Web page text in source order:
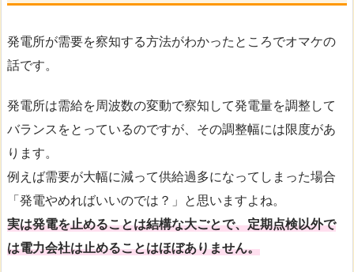
発電所が需要を察知する方法がわかったところでオマケの
話です。
発電所は需給を周波数の変動で察知して発電量を調整して
バランスをとっているのですが、その調整幅には限度があ
ります。
例えば需要が大幅に減って供給過多になってしまった場合
「発電やめればいいのでは？」と思いますよね。
実は発電を止めることは結構な大ごとで、定期点検以外で
は電力会社は止めることはほぼありません。